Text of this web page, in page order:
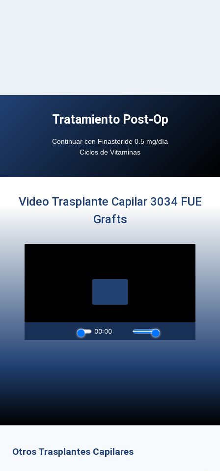
Tratamiento Post-Op
Continuar con Finasteride 0.5 mg/día
Ciclos de Vitaminas
Video Trasplante Capilar 3034 FUE
Grafts
Otros Trasplantes Capilares